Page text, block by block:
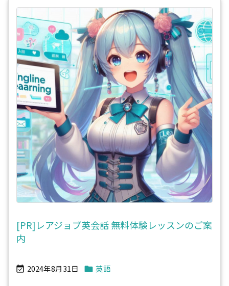
[PR]レアジョブ英会話 無料体験レッスンのご案
内
 2024年8月31日  英語